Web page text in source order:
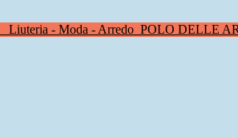
Liuteria - Moda - Arredo POLO DELLE